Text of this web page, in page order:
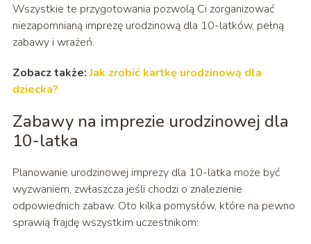
Wszystkie te przygotowania pozwolą Ci zorganizować
niezapomnianą imprezę urodzinową dla 10-latków, pełną
zabawy i wrażeń.
Zobacz także:Jak zrobić kartkę urodzinową dla
dziecka?
Zabawy na imprezie urodzinowej dla
10-latka
Planowanie urodzinowej imprezy dla 10-latka może być
wyzwaniem, zwłaszcza jeśli chodzi o znalezienie
odpowiednich zabaw. Oto kilka pomysłów, które na pewno
sprawią frajdę wszystkim uczestnikom: